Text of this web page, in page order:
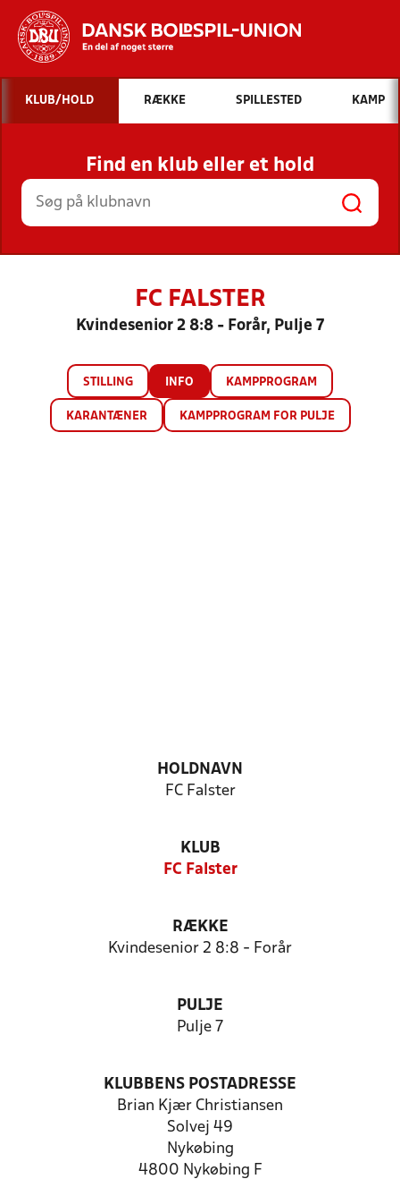
Hvad vil du søge efter?
INDHOLD OG NYHEDER
STILLINGER, RESULTATER, KLUBBER OG
HOLD
KLUB/HOLD RÆKKE SPILLESTED KAMP
Find en klub eller et hold
FC FALSTER
Kvindesenior 2 8:8 - Forår, Pulje 7
STILLING INFO KAMPPROGRAM
KARANTÆNER KAMPPROGRAM FOR PULJE
HOLDNAVN
FC Falster
KLUB
FC Falster
RÆKKE
Kvindesenior 2 8:8 - Forår
PULJE
Pulje 7
KLUBBENS POSTADRESSE
Brian Kjær Christiansen
Solvej 49
Nykøbing
4800 Nykøbing F